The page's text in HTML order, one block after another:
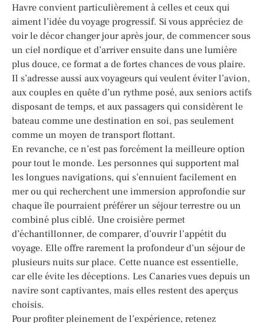
Havre convient particulièrement à celles et ceux qui
aiment l’idée du voyage progressif. Si vous appréciez de
voir le décor changer jour après jour, de commencer sous
un ciel nordique et d’arriver ensuite dans une lumière
plus douce, ce format a de fortes chances de vous plaire.
Il s’adresse aussi aux voyageurs qui veulent éviter l’avion,
aux couples en quête d’un rythme posé, aux seniors actifs
disposant de temps, et aux passagers qui considèrent le
bateau comme une destination en soi, pas seulement
comme un moyen de transport flottant.
En revanche, ce n’est pas forcément la meilleure option
pour tout le monde. Les personnes qui supportent mal
les longues navigations, qui s’ennuient facilement en
mer ou qui recherchent une immersion approfondie sur
chaque île pourraient préférer un séjour terrestre ou un
combiné plus ciblé. Une croisière permet
d’échantillonner, de comparer, d’ouvrir l’appétit du
voyage. Elle offre rarement la profondeur d’un séjour de
plusieurs nuits sur place. Cette nuance est essentielle,
car elle évite les déceptions. Les Canaries vues depuis un
navire sont captivantes, mais elles restent des aperçus
choisis.
Pour profiter pleinement de l’expérience, retenez